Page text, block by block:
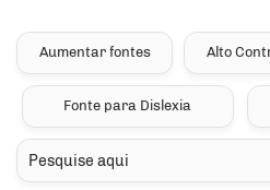
Seção de
Ir para o menu [alt+2]
Ir para a busca [alt+3]
Ir para o rodapé [alt+4]
Aumentar fontes Alto
Fonte para Dislexia
Pesquisar